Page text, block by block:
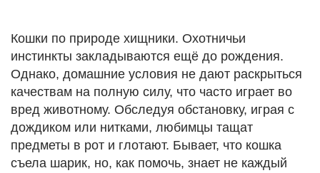
Кошки по природе хищники. Охотничьи
инстинкты закладываются ещё до рождения.
Однако, домашние условия не дают раскрыться
качествам на полную силу, что часто играет во
вред животному. Обследуя обстановку, играя с
дождиком или нитками, любимцы тащат
предметы в рот и глотают. Бывает, что кошка
съела шарик, но, как помочь, знает не каждый